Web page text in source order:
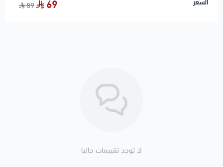
السعر 69
89
لا توجد تقييمات حاليا